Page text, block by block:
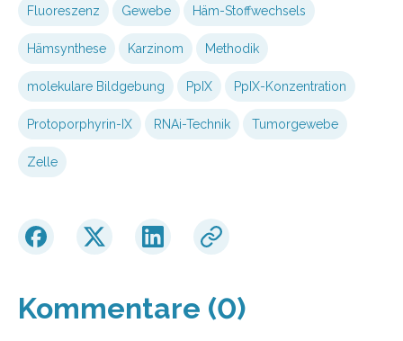
Fluoreszenz Gewebe Häm-Stoffwechsels
Hämsynthese Karzinom Methodik
molekulare Bildgebung PpIX PpIX-Konzentration
Protoporphyrin-IX RNAi-Technik Tumorgewebe
Zelle
Kommentare (0)